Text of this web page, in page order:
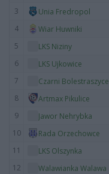
3
Unia Fredropol
4
Wiar Huwniki
5
LKS Niziny
6
LKS Ujkowice
7
Czarni Bolestraszyce
8
Artmax Pikulice
9
Jawor Nehrybka
10
Rada Orzechowce
11
LKS Olszynka
12
Walawianka Walawa